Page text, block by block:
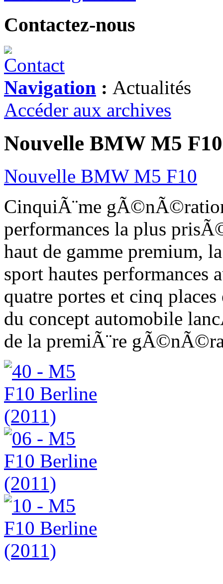
Contactez-nous
Navigation : Actualités
Accéder aux archives
Nouvelle BMW M5 F10
Nouvelle BMW M5 F10
CinquiÃ¨me
performances la plus
haut de gamme premium,
sport hautes performances
quatre portes et cinq
du concept automobile
de la premiÃ¨re